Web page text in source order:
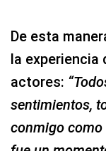
De esta
la experiencia
actores:
sentimientos,
conmigo